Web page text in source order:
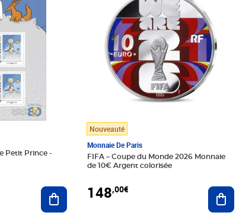
Petit Prince -
Ajouter au panier
Nouveauté
Monnaie De Paris
FIFA – Coupe du Monde 2026 Monnaie
de 10€ Argent colorisée
148,00€